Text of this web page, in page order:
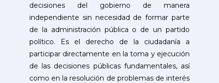
decisiones del gobierno de manera
independiente sin necesidad de formar parte
de la administración pública o de un partido
político. Es el derecho de la ciudadanía a
participar directamente en la toma y ejecución
de las decisiones públicas fundamentales, así
como en la resolución de problemas de interés